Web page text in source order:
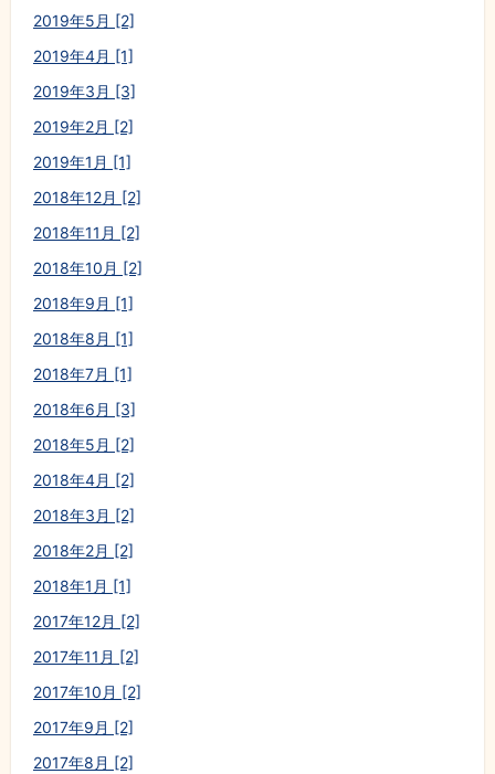
2019年5月 [2]
2019年4月 [1]
2019年3月 [3]
2019年2月 [2]
2019年1月 [1]
2018年12月 [2]
2018年11月 [2]
2018年10月 [2]
2018年9月 [1]
2018年8月 [1]
2018年7月 [1]
2018年6月 [3]
2018年5月 [2]
2018年4月 [2]
2018年3月 [2]
2018年2月 [2]
2018年1月 [1]
2017年12月 [2]
2017年11月 [2]
2017年10月 [2]
2017年9月 [2]
2017年8月 [2]